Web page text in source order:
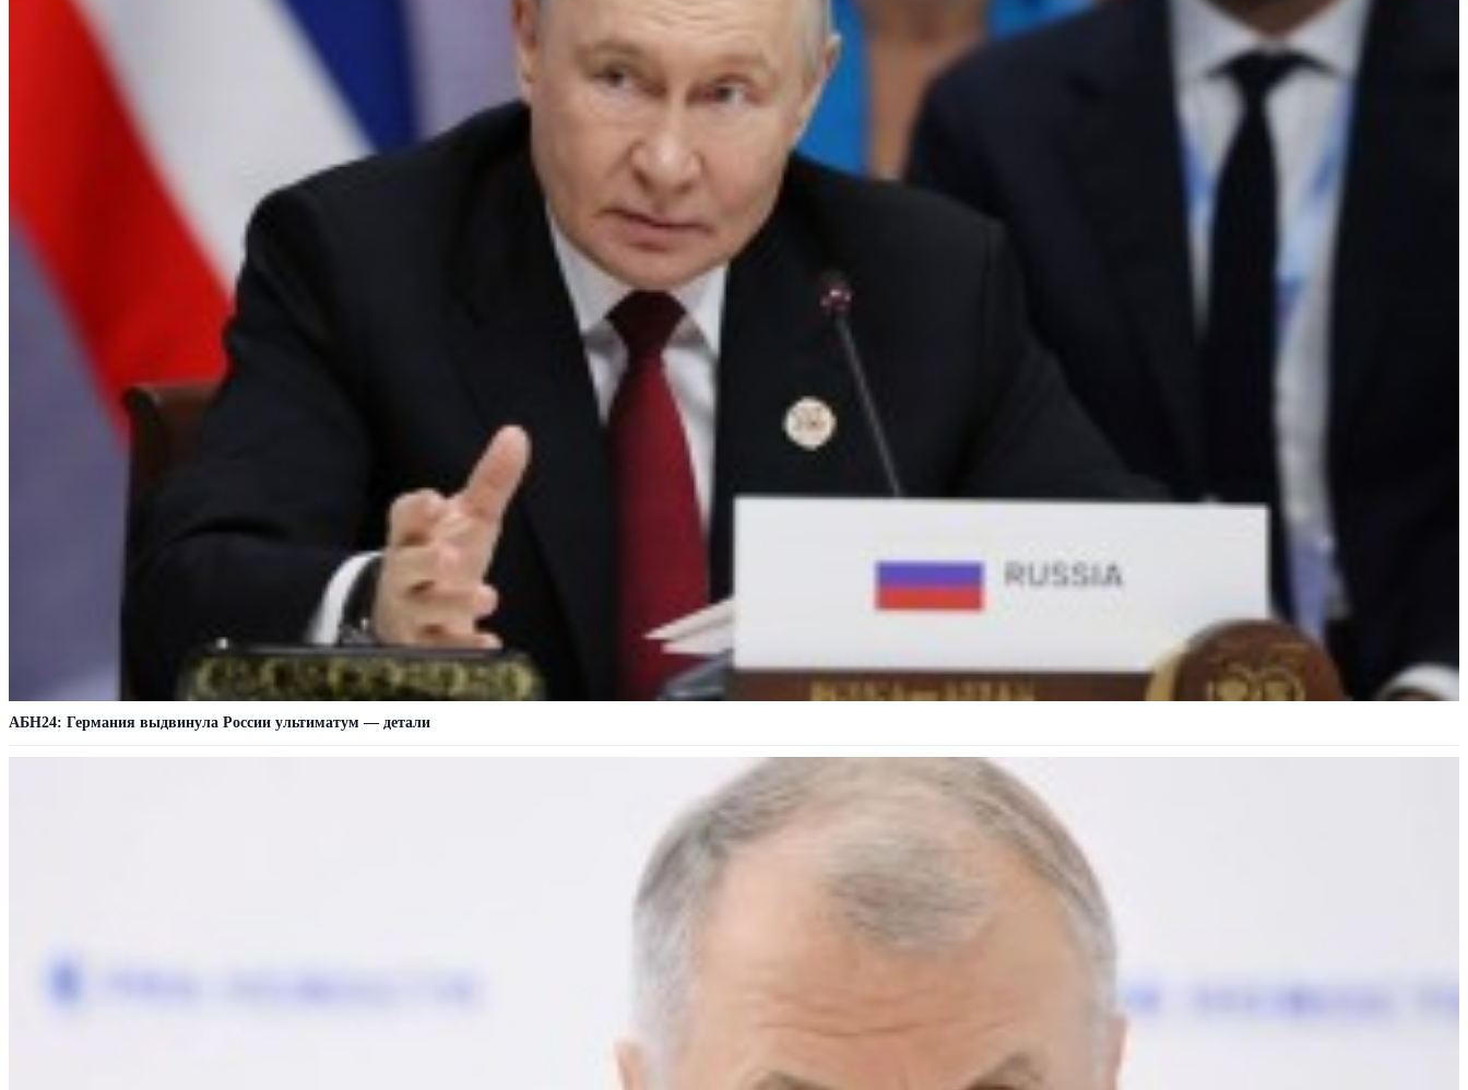
АБН24: Германия выдвинула России ультиматум — детали